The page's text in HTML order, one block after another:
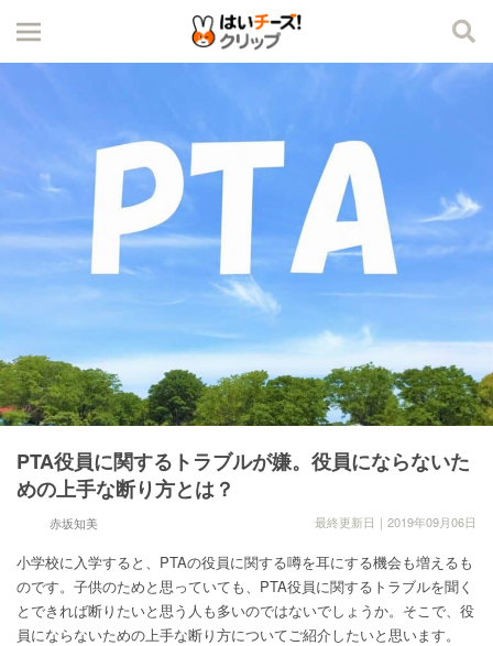
PTA役員に関するトラブルが嫌。役員にならないた
めの上手な断り方とは？
赤坂知美 最終更新日｜2019年09月06日
小学校に入学すると、PTAの役員に関する噂を耳にする機会も増えるも
のです。子供のためと思っていても、PTA役員に関するトラブルを聞く
とできれば断りたいと思う人も多いのではないでしょうか。そこで、役
員にならないための上手な断り方についてご紹介したいと思います。